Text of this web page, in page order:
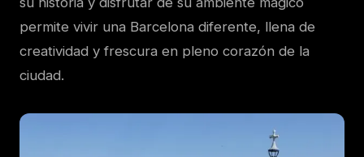
permite vivir una Barcelona diferente, llena de
creatividad y frescura en pleno corazón de la
ciudad.